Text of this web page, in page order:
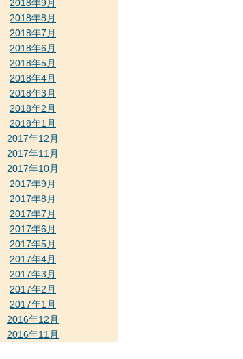
2018年9月
2018年8月
2018年7月
2018年6月
2018年5月
2018年4月
2018年3月
2018年2月
2018年1月
2017年12月
2017年11月
2017年10月
2017年9月
2017年8月
2017年7月
2017年6月
2017年5月
2017年4月
2017年3月
2017年2月
2017年1月
2016年12月
2016年11月